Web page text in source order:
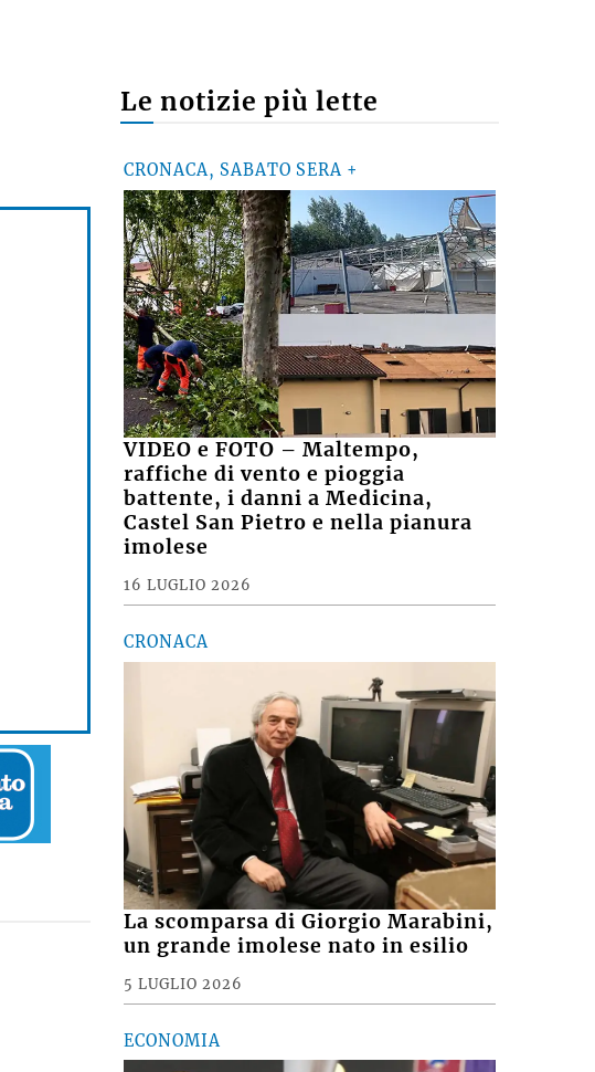
Le notizie più lette
CRONACA, SABATO SERA +
VIDEO e FOTO – Maltempo,
raffiche di vento e pioggia
battente, i danni a Medicina,
Castel San Pietro e nella pianura
imolese
16 LUGLIO 2026
CRONACA
La scomparsa di Giorgio Marabini,
un grande imolese nato in esilio
5 LUGLIO 2026
ECONOMIA